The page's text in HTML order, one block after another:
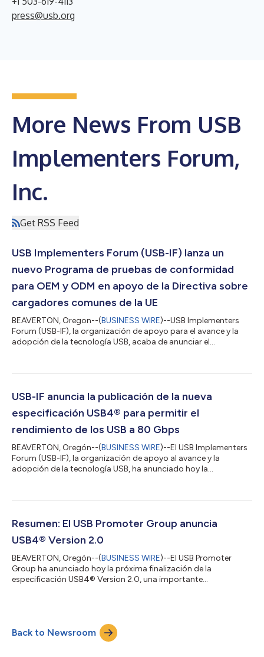
press@usb.org
More News From USB
Implementers Forum,
Inc.
Get RSS Feed
USB Implementers Forum (USB-IF) lanza un
nuevo Programa de pruebas de conformidad
para OEM y ODM en apoyo de la Directiva sobre
cargadores comunes de la UE
BEAVERTON, Oregon--(BUSINESS WIRE)--USB Implementers
Forum (USB-IF), la organización de apoyo para el avance y la
adopción de la tecnología USB, acaba de anunciar el
diseñada para ayudar a los fabricantes de equipos originales
los requisitos básicos de la Directiva sobre cargadores
comunes de la Unión Europea (UE), qu...
USB-IF anuncia la publicación de la nueva
especificación USB4® para permitir el
rendimiento de los USB a 80 Gbps
BEAVERTON, Oregón--(BUSINESS WIRE)--El USB Implementers
Forum (USB-IF), la organización de apoyo al avance y la
adopción de la tecnología USB, ha anunciado hoy la
Gbps en el cable y el conector USB Type-C®. La especificación
máximo de USB en beneficio de las pantallas de mayor
rendimiento, el almacenamiento y los hubs y docks basa...
Resumen: El USB Promoter Group anuncia
USB4® Version 2.0
BEAVERTON, Oregón--(BUSINESS WIRE)--El USB Promoter
Group ha anunciado hoy la próxima finalización de la
especificación USB4® Version 2.0, una importante
Delivery (USB PD) también se actualizarán para incorporar este
nivel de rendimiento de datos mejorado. Se espera que todas
estas actualizaciones de las especificacion...
Back to Newsroom